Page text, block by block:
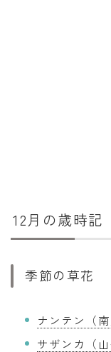
12月の歳時記
季節の草花
ナンテン（南
サザンカ（山